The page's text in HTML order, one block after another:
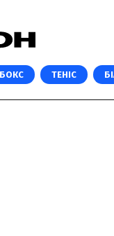
БОКС ТЕНІС